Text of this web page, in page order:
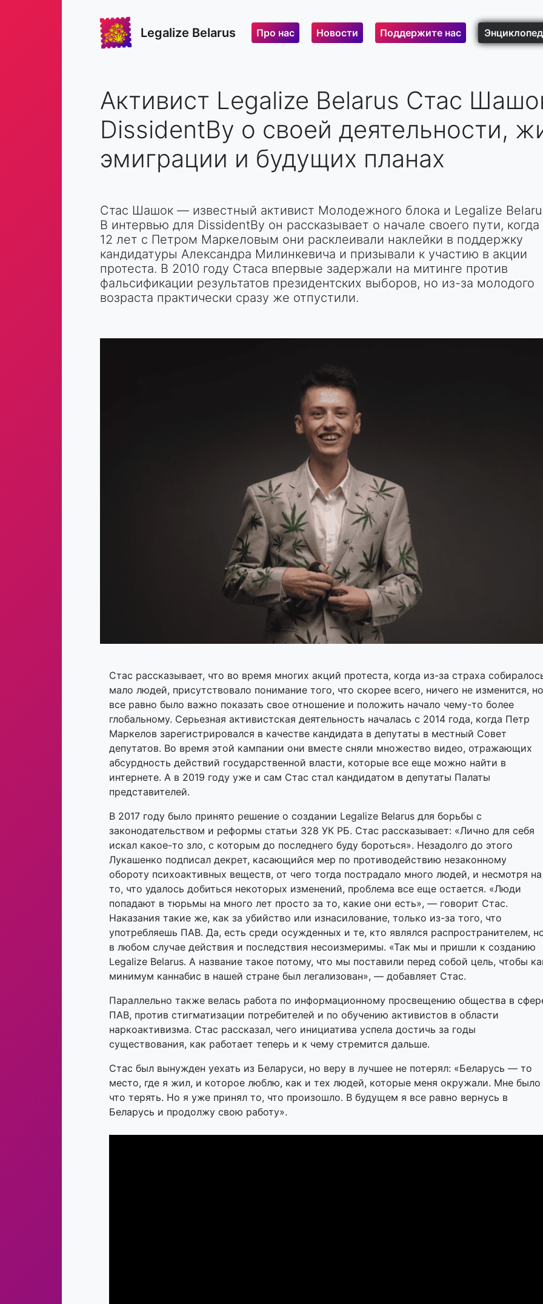
Legalize Belarus Про нас Новости Поддержите нас
Активист Legalize Belarus Стас
DissidentBy о своей деятельности,
эмиграции и будущих планах
Стас Шашок — известный активист Молодежного блока и Legalize
В интервью для DissidentBy он рассказывает о начале своего пути, когда
12 лет с Петром Маркеловым они расклеивали наклейки в поддержку
кандидатуры Александра Милинкевича и призывали к участию в акции
протеста. В 2010 году Стаса впервые задержали на митинге против
фальсификации результатов президентских выборов, но из-за молодого
возраста практически сразу же отпустили.
Стас рассказывает, что во время многих акций протеста, когда из-за страха
мало людей, присутствовало понимание того, что скорее всего, ничего не изменится, но
все равно было важно показать свое отношение и положить начало чему-то более
глобальному. Серьезная активистская деятельность началась с 2014 года, когда Петр
Маркелов зарегистрировался в качестве кандидата в депутаты в местный Совет
депутатов. Во время этой кампании они вместе сняли множество видео, отражающих
абсурдность действий государственной власти, которые все еще можно найти в
интернете. А в 2019 году уже и сам Стас стал кандидатом в депутаты Палаты
представителей.
В 2017 году было принято решение о создании Legalize Belarus для борьбы с
законодательством и реформы статьи 328 УК РБ. Стас рассказывает: «Лично для себя
искал какое-то зло, с которым до последнего буду бороться». Незадолго до этого
Лукашенко подписал декрет, касающийся мер по противодействию незаконному
обороту психоактивных веществ, от чего тогда пострадало много людей, и несмотря на
то, что удалось добиться некоторых изменений, проблема все еще остается. «Люди
попадают в тюрьмы на много лет просто за то, какие они есть», — говорит Стас.
Наказания такие же, как за убийство или изнасилование, только из-за того, что
употребляешь ПАВ. Да, есть среди осужденных и те, кто являлся распространителем,
в любом случае действия и последствия несоизмеримы. «Так мы и пришли к созданию
Legalize Belarus. А название такое потому, что мы поставили перед собой цель, чтобы
минимум каннабис в нашей стране был легализован», — добавляет Стас.
Параллельно также велась работа по информационному просвещению общества в
ПАВ, против стигматизации потребителей и по обучению активистов в области
наркоактивизма. Стас рассказал, чего инициатива успела достичь за годы
существования, как работает теперь и к чему стремится дальше.
Стас был вынужден уехать из Беларуси, но веру в лучшее не потерял: «Беларусь — то
место, где я жил, и которое люблю, как и тех людей, которые меня окружали. Мне было
что терять. Но я уже принял то, что произошло. В будущем я все равно вернусь в
Беларусь и продолжу свою работу».